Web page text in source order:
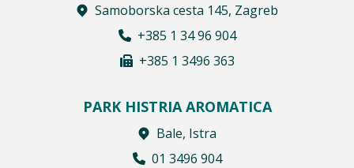
Samoborska cesta 145, Zagreb
+385 1 34 96 904
+385 1 3496 363
PARK HISTRIA AROMATICA
Bale, Istra
01 3496 904